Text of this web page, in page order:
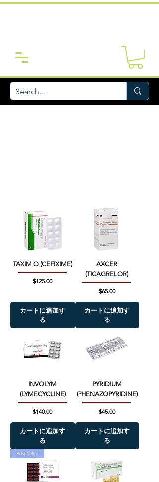
TAXIM O (CEFIXIME)
価格
$125.00
カートに追加す
る
AXCER
(TICAGRELOR)
価格
$65.00
カートに追加す
る
INVOLYM
(LYMECYCLINE)
価格
$140.00
カートに追加す
る
PYRIDIUM
(PHENAZOPYRIDINE)
価格
$45.00
カートに追加す
る
Best Seller